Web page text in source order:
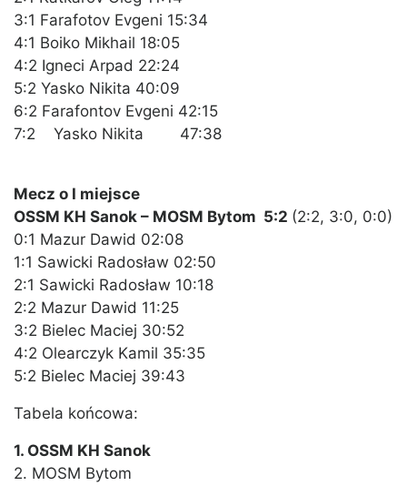
3:1 Farafotov Evgeni 15:34
4:1 Boiko Mikhail 18:05
4:2 Igneci Arpad 22:24
5:2 Yasko Nikita 40:09
6:2 Farafontov Evgeni 42:15
7:2 Yasko Nikita 47:38
Mecz o I miejsce
OSSM KH Sanok – MOSM Bytom 5:2 (2:2, 3:0, 0:0)
0:1 Mazur Dawid 02:08
1:1 Sawicki Radosław 02:50
2:1 Sawicki Radosław 10:18
2:2 Mazur Dawid 11:25
3:2 Bielec Maciej 30:52
4:2 Olearczyk Kamil 35:35
5:2 Bielec Maciej 39:43
Tabela końcowa:
1. OSSM KH Sanok
2. MOSM Bytom